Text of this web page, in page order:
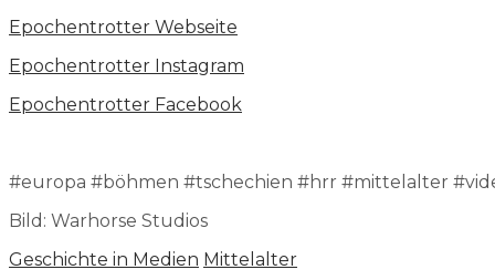
⁠⁠⁠Epochentrotter Webseite⁠⁠⁠⁠⁠⁠⁠⁠⁠⁠⁠⁠⁠⁠⁠⁠⁠⁠⁠⁠
⁠⁠⁠⁠⁠⁠⁠⁠⁠⁠⁠⁠⁠⁠⁠⁠⁠⁠⁠⁠Epochentrotter Instagram⁠⁠⁠⁠⁠⁠⁠⁠⁠⁠⁠⁠⁠⁠⁠⁠⁠⁠⁠⁠
⁠⁠⁠⁠⁠⁠⁠⁠⁠⁠⁠⁠⁠⁠⁠⁠⁠⁠⁠⁠Epochentrotter Facebook⁠⁠⁠⁠⁠⁠⁠⁠⁠⁠⁠⁠⁠⁠⁠
#europa #böhmen #tschechien #hrr #mittelalter
Bild: Warhorse Studios
Geschichte in Medien Mittelalter